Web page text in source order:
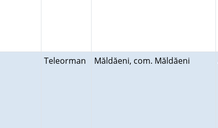
Teleorman Măldăeni, com. Măldăeni